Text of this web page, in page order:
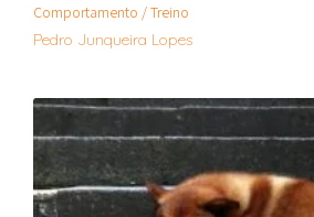
Comportamento / Treino
Pedro Junqueira Lopes